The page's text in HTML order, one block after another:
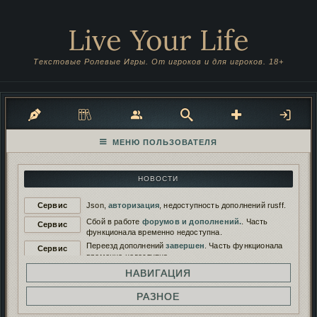
Live Your Life
Текстовые Ролевые Игры. От игроков и для игроков. 18+
НОВОСТИ
Сервис Json,авторизация , недоступность дополнений rusff.
Сервис Сбой в работе форумов и дополнений. . Часть
функционала временно недоступна.
Сервис
Переезд дополненийзавершен . Часть функционала
временно недоступна.
Переезд дополнений нановый сервер
будет временно недоступен.
Работа дополнений восстановлена. И снова
сломана...
НАВИГАЦИЯ
РАЗНОЕ